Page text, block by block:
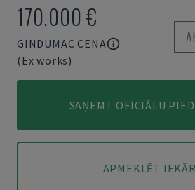
170.000 €
GINDUMAC CENA
(Ex works)
SAŅEMT OFICIĀLU
APMEKLĒT